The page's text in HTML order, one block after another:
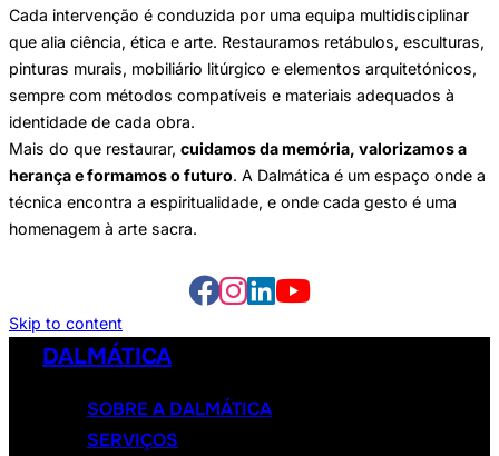
Cada intervenção é conduzida por uma equipa multidisciplinar
que alia ciência, ética e arte. Restauramos retábulos, esculturas,
pinturas murais, mobiliário litúrgico e elementos arquitetónicos,
sempre com métodos compatíveis e materiais adequados à
identidade de cada obra.
Mais do que restaurar, cuidamos da memória, valorizamos a
herança e formamos o futuro. A Dalmática é um espaço onde a
técnica encontra a espiritualidade, e onde cada gesto é uma
homenagem à arte sacra.
Skip to content
DALMÁTICA
SOBRE A DALMÁTICA
SERVIÇOS